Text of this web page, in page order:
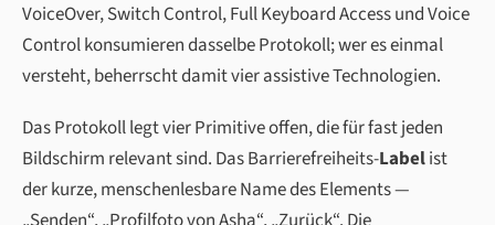
VoiceOver, Switch Control, Full Keyboard Access und Voice
Control konsumieren dasselbe Protokoll; wer es einmal
versteht, beherrscht damit vier assistive Technologien.
Das Protokoll legt vier Primitive offen, die für fast jeden
Bildschirm relevant sind. Das Barrierefreiheits-Labelist
der kurze, menschenlesbare Name des Elements —